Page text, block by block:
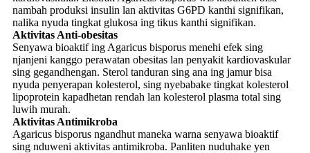
nambah produksi insulin lan aktivitas G6PD kanthi signifikan,
nalika nyuda tingkat glukosa ing tikus kanthi signifikan.
Aktivitas Anti-obesitas
Senyawa bioaktif ing Agaricus bisporus menehi efek sing
njanjeni kanggo perawatan obesitas lan penyakit kardiovaskular
sing gegandhengan. Sterol tanduran sing ana ing jamur bisa
nyuda penyerapan kolesterol, sing nyebabake tingkat kolesterol
lipoprotein kapadhetan rendah lan kolesterol plasma total sing
luwih murah.
Aktivitas Antimikroba
Agaricus bisporus ngandhut maneka warna senyawa bioaktif
sing nduweni aktivitas antimikroba. Panliten nuduhake yen